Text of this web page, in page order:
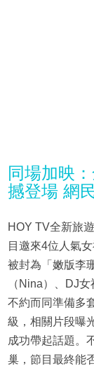
同場加映
撼登場 網
HOY TV全新旅
目邀來4位人氣
被封為「嫩版李
（Nina）、DJ
不約而同準備多
級，相關片段曝
成功帶起話題。
巢，節目最終能